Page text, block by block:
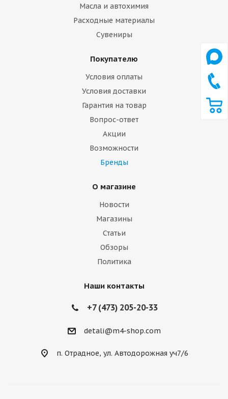
Масла и автохимия
Расходные материалы
Сувениры
Покупателю
Условия оплаты
Условия доставки
Гарантия на товар
Вопрос-ответ
Акции
Возможности
Бренды
О магазине
Новости
Магазины
Статьи
Обзоры
Политика
Наши контакты
+7 (473) 205-20-33
detali@m4-shop.com
п. Отрадное, ул. Автодорожная уч7/6